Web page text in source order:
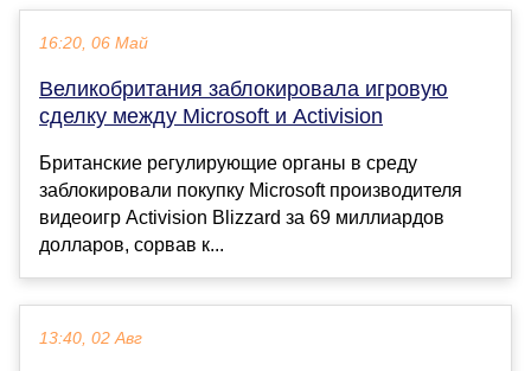
16:20, 06 Май
Великобритания заблокировала игровую
сделку между Microsoft и Activision
Британские регулирующие органы в среду
заблокировали покупку Microsoft производителя
видеоигр Activision Blizzard за 69 миллиардов
долларов, сорвав к...
13:40, 02 Авг